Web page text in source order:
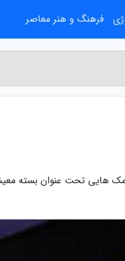
هایی تحت عنوان بسته
فرهنگ و هنر معاصر